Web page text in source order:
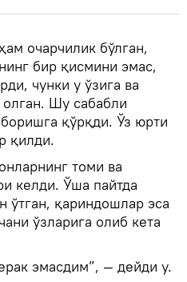
очарчилик бўлган,
бир қисмини эмас,
чунки у ўзига ва
олган. Шу сабабли
қўрқди. Ўз юрти
қилди.
томи ва
келди. Ўша пайтда
ўтган, қариндошлар эса
ўзларига олиб кета
эмасдим”, — дейди у.